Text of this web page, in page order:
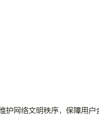
护网络文明秩序，保障用